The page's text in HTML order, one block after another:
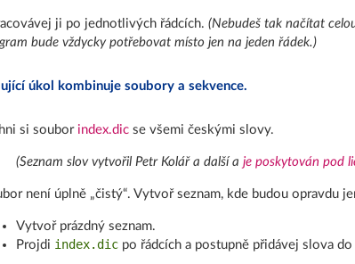
ji po jednotlivých řádcích. (Nebudeš tak načítat
bude vždycky potřebovat místo jen na jeden řádek.)
úkol kombinuje soubory a sekvence.
si soubor index.dicse všemi českými slovy.
(Seznam slov vytvořil Petr Kolář a další a je poskytován pod
není úplně „čistý“. Vytvoř seznam, kde budou opravdu
Vytvoř prázdný seznam.
Projdi index.dicpo řádcích a postupně přidávej slova do